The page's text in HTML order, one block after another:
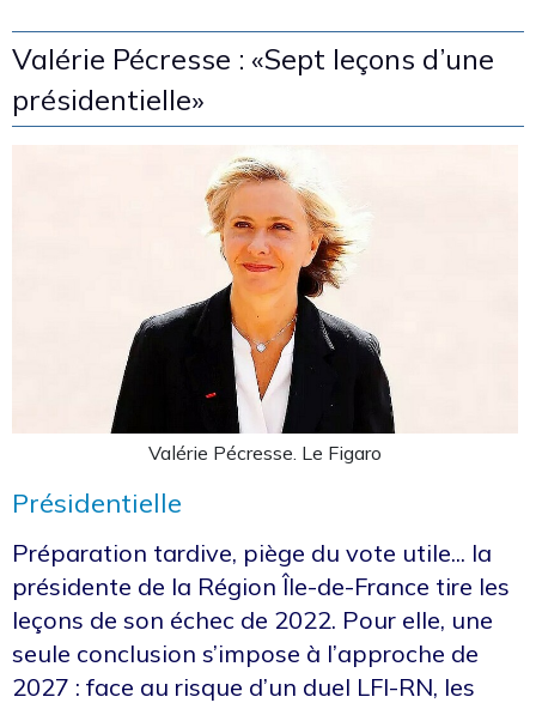
Valérie Pécresse : «Sept leçons d’une
présidentielle»
Valérie Pécresse. Le Figaro
Présidentielle
Préparation tardive, piège du vote utile... la
présidente de la Région Île-de-France tire les
leçons de son échec de 2022. Pour elle, une
seule conclusion s’impose à l’approche de
2027 : face au risque d’un duel LFI-RN, les